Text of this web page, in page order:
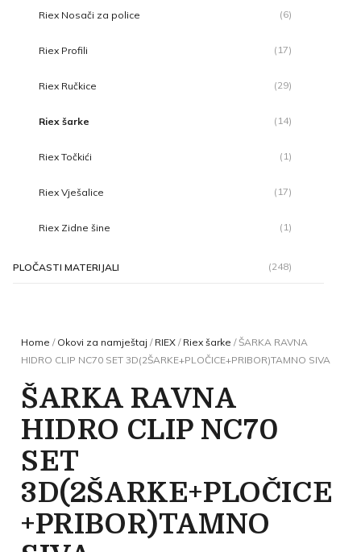
Riex Nosači za police (6)
Riex Profili (17)
Riex Ručkice (29)
Riex šarke (14)
Riex Točkići (1)
Riex Vješalice (17)
Riex Zidne šine (1)
PLOČASTI MATERIJALI (248)
Home / Okovi za namještaj / RIEX / Riex šarke / ŠARKA RAVNA
HIDRO CLIP NC70 SET 3D(2ŠARKE+PLOČICE+PRIBOR)TAMNO SIVA
ŠARKA RAVNA
HIDRO CLIP NC70
SET
3D(2ŠARKE+PLOČICE
+PRIBOR)TAMNO